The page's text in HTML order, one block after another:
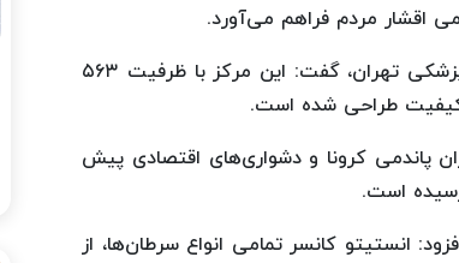
اقشار مردم فراهم می‌آورد.
در ادامه این مراسم، سید رضا رئیس‌کریمی، رئیس دانشگاه علوم پزشکی تهران، گفت: این مرکز با ظرفیت ۵۶۳
طراحی شده است.
پاندمی کرونا و دشواری‌های اقتصادی پیش
است.
انستیتو کانسر تمامی انواع سرطان‌ها، از